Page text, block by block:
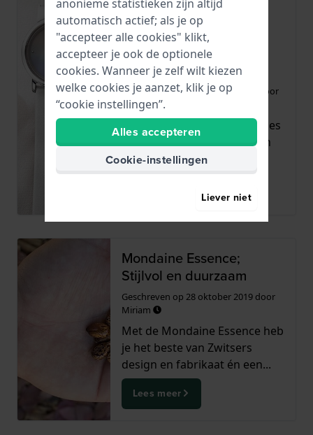
Citizen L Ambiluna -
Duurzame horloges met
de schoonheid van de
aarde
Geschreven op 1 december 2020
door
Miriam
De nieuwe Ambiluna horloges
van Citizen zijn heel mooi en
elegant. Ze zijn boven...
Mondaine Essence;
Stijlvol en duurzaam
Geschreven op 28 oktober 2019door
Miriam
Met de Mondaine Essence heb
je het beste van Zwitsers
design en fabrikaat én een...
Lees meer
anonieme statistieken zijn altijd
automatisch actief; als je op
"accepteer alle cookies" klikt,
accepteer je ook de optionele
cookies. Wanneer je zelf wilt kiezen
welke cookies je aanzet, klik je op
“cookie instellingen”.
Alles accepteren
Cookie-instellingen
Liever niet